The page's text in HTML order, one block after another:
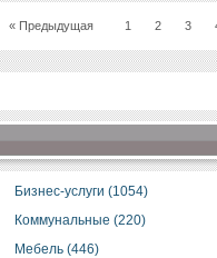
« Предыдущая 1 2 3
Бизнес-услуги (1054)
Коммунальные (220)
Мебель (446)